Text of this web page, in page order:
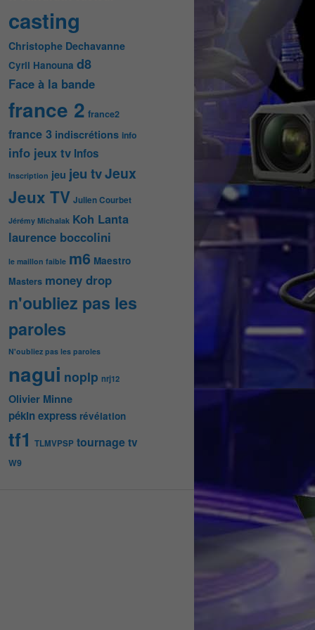
casting
Christophe Dechavanne
Cyril Hanouna d8
Face à la bande
france 2 france2
france 3 indiscrétions info
info jeux tv Infos
Inscription jeu jeu tvJeux
Jeux TV Julien Courbet
Jérémy Michalak Koh Lanta
laurence boccolini
le maillon faible m6 Maestro
Masters money drop
n'oubliez pas les
paroles
N'oubliez pas les paroles
nagui noplp nrj12
Olivier Minne
pékin express révélation
tf1 TLMVPSP tournagetv
W9